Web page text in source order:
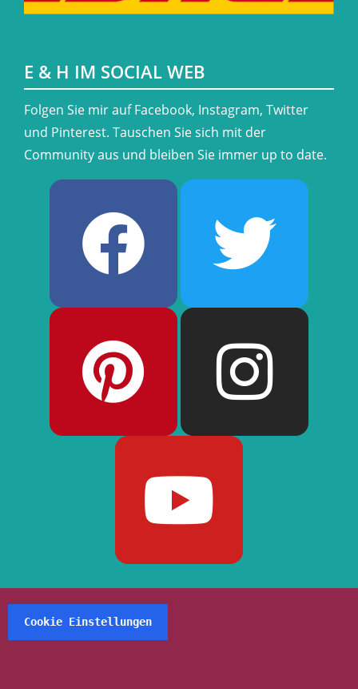
E & H IM SOCIAL WEB
​Folgen Sie mir auf Facebook, Instagram, Twitter
und Pinterest. Tauschen Sie sich mit der
Community aus und bleiben Sie immer up to date.
Cookie Einstellungen